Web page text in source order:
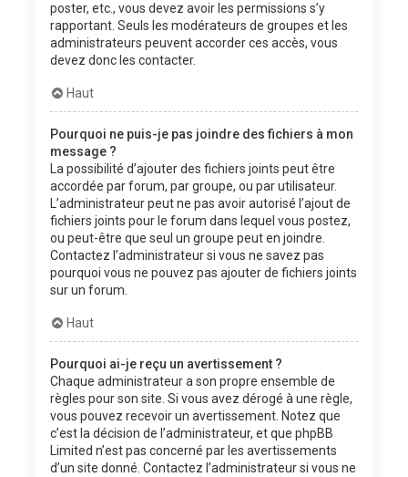
poster, etc., vous devez avoir les permissions s’y
rapportant. Seuls les modérateurs de groupes et les
administrateurs peuvent accorder ces accès, vous
devez donc les contacter.
Haut
Pourquoi ne puis-je pas joindre des fichiers à mon
message ?
La possibilité d’ajouter des fichiers joints peut être
accordée par forum, par groupe, ou par utilisateur.
L’administrateur peut ne pas avoir autorisé l’ajout de
fichiers joints pour le forum dans lequel vous postez,
ou peut-être que seul un groupe peut en joindre.
Contactez l’administrateur si vous ne savez pas
pourquoi vous ne pouvez pas ajouter de fichiers joints
sur un forum.
Haut
Pourquoi ai-je reçu un avertissement ?
Chaque administrateur a son propre ensemble de
règles pour son site. Si vous avez dérogé à une règle,
vous pouvez recevoir un avertissement. Notez que
c’est la décision de l’administrateur, et que phpBB
Limited n’est pas concerné par les avertissements
d’un site donné. Contactez l’administrateur si vous ne